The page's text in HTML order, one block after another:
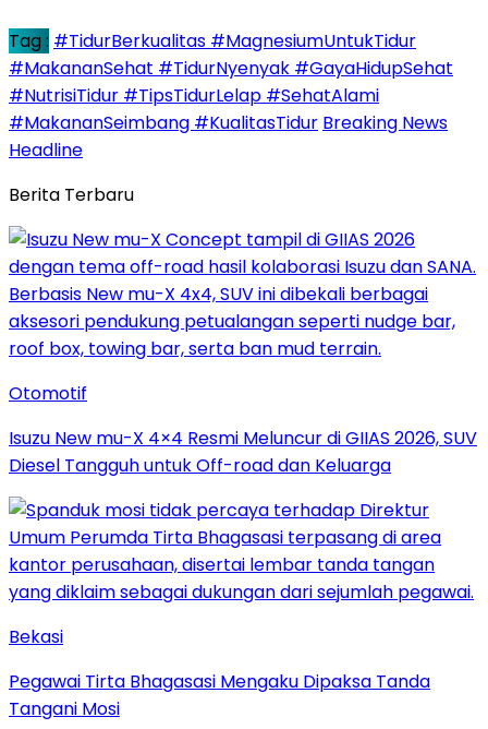
Tag : #TidurBerkualitas #MagnesiumUntukTidur
#MakananSehat #TidurNyenyak #GayaHidupSehat
#NutrisiTidur #TipsTidurLelap #SehatAlami
#MakananSeimbang #KualitasTidur Breaking News
Headline
Berita Terbaru
Otomotif
Isuzu New mu-X 4×4 Resmi Meluncur di GIIAS 2026, SUV
Diesel Tangguh untuk Off-road dan Keluarga
Bekasi
Pegawai Tirta Bhagasasi Mengaku Dipaksa Tanda
Tangani Mosi